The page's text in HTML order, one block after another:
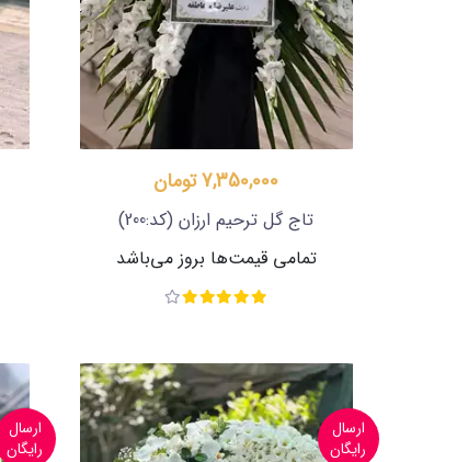
7,350,000 تومان
تاج گل ترحیم ارزان (کد:200)
تمامی قیمت‌ها بروز می‌باشد
ارسال
رایگان
ارسال
رایگان